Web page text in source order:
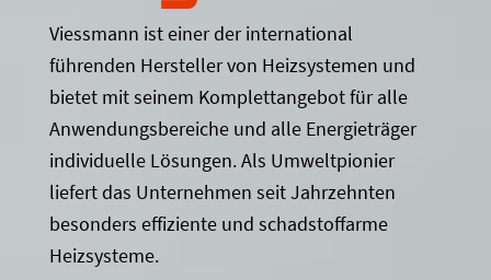
Viessmann ist einer der international
führenden Hersteller von Heizsystemen und
bietet mit seinem Komplettangebot für alle
Anwendungsbereiche und alle Energieträger
individuelle Lösungen. Als Umweltpionier
liefert das Unternehmen seit Jahrzehnten
besonders effiziente und schadstoffarme
Heizsysteme.